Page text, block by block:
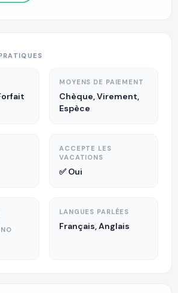
MOYENS DE PAIEMENT
Chèque, Virement,
Espèce
ACCEPTE LES
VACATIONS
✅ Oui
LANGUES PARLÉES
Français, Anglais